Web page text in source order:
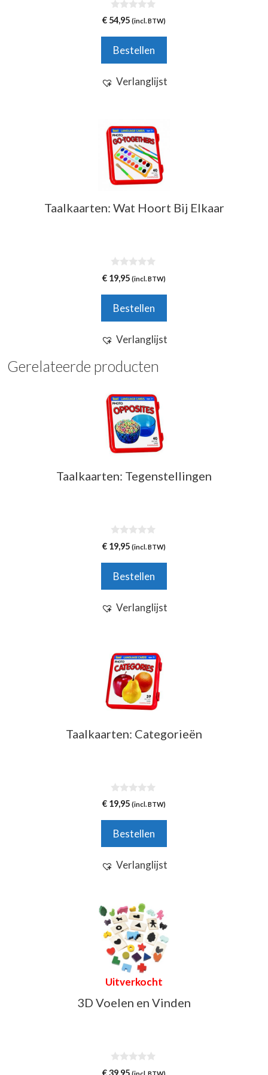
0
v
5
€ 54,95 (incl. BTW)
Bestellen
Verlanglijst
Taalkaarten: Wat Hoort Bij Elkaar
0
v
5
€ 19,95 (incl. BTW)
Bestellen
Verlanglijst
Gerelateerde producten
Taalkaarten: Tegenstellingen
0
v
5
€ 19,95 (incl. BTW)
Bestellen
Verlanglijst
Taalkaarten: Categorieën
0
v
5
€ 19,95 (incl. BTW)
Bestellen
Verlanglijst
Uitverkocht
3D Voelen en Vinden
0
€39,95 (incl. BTW)